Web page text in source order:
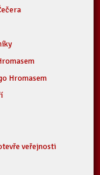
Hromasem
veřejnosti